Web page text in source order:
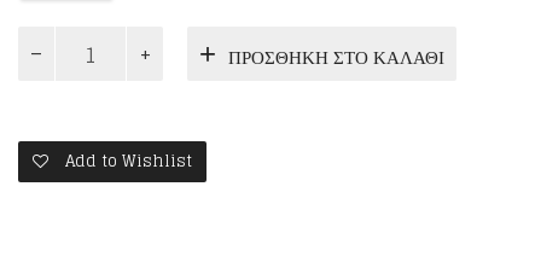
ΑΠΟ
ΠΝΕΥΜΑΤΙΚΕΣ
ΝΟΥΘΕΣΙΕΣ
ΚΑΙ
ΠΡΟΣΘΉΚΗ ΣΤΟ ΚΑΛΆΘΙ
Add to Wishlist